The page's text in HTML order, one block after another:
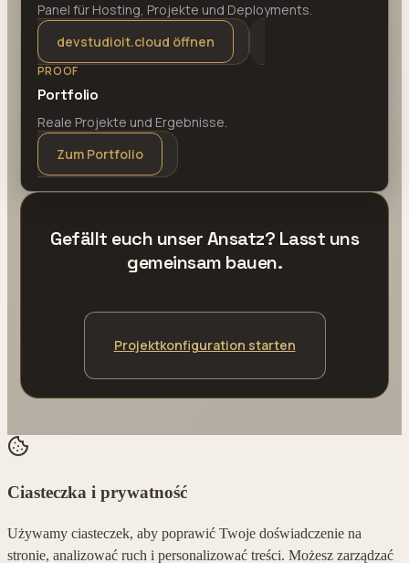
Panel für Hosting, Projekte und Deployments.
devstudioit.cloud öffnen
PROOF
Portfolio
Reale Projekte und Ergebnisse.
Zum Portfolio
Gefällt euch unser Ansatz? Lasst uns
gemeinsam bauen.
Projektkonfiguration starten
Ciasteczka i prywatność
Używamy ciasteczek, aby poprawić Twoje doświadczenie na
stronie, analizować ruch i personalizować treści. Możesz zarządzać